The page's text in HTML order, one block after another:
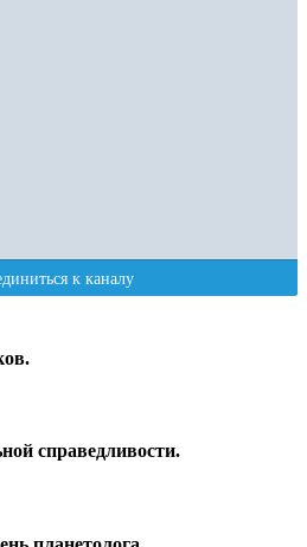
справедливости.